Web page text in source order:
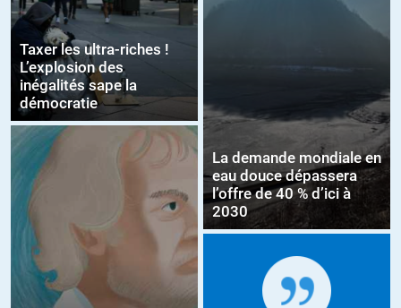
Taxer les ultra-riches !
L’explosion des
inégalités sape la
démocratie
La demande mondiale en
eau douce dépassera
l’offre de 40 % d’ici à
2030